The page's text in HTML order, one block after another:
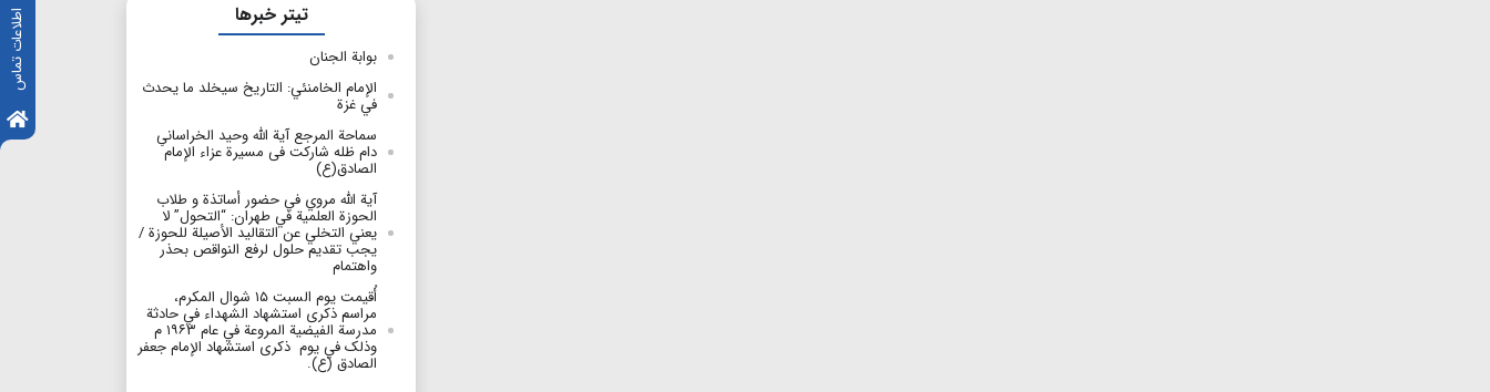
اطلاعات تماس تیتر خبرها
بوابة الجنان
الإمام الخامنئي: التاريخ سيخلد ما يحدث
في غزة
سماحة المرجع آیة الله وحید الخراسانیِ
دام ظله شارکت فی مسیرة عزاء الإمام
الصادق(ع)
آية الله مروي في حضور أساتذة و طلاب
الحوزة العلمية في طهران: “التحول” لا
يعني التخلي عن التقاليد الأصيلة للحوزة /
يجب تقديم حلول لرفع النواقص بحذر
واهتمام
أُقيمت يوم السبت ۱۵ شوال المکرم،
مراسم ذكرى استشهاد الشهداء في حادثة
مدرسة الفيضية المروعة في عام ۱۹۶۳ م
وذلک في یوم ذكرى استشهاد الإمام جعفر
الصادق (ع).